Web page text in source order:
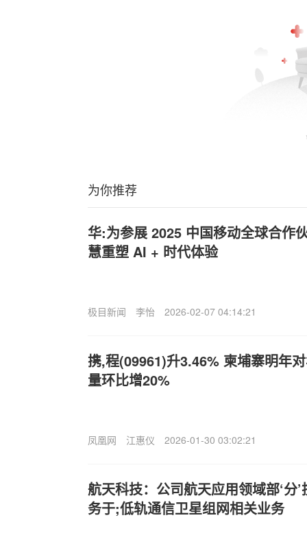
为你推荐
华:为参展 2025 中国移动全球合作
慧重塑 AI + 时代体验
极目新闻 李怡 2026-02-07 04:14:21
携,程(09961)升3.46% 柬埔寨明年
量环比增20%
凤凰网 江惠仪 2026-01-30 03:02:21
航天科技：公司航天应用领域部‘分
务于;低轨通信卫星组网相关业务